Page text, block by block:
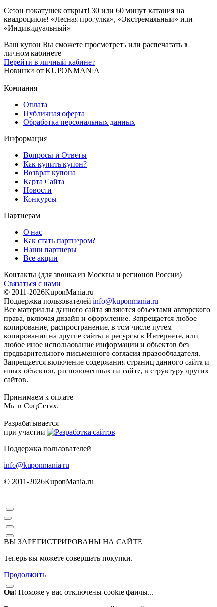
Сезон покатушек открыт! 30 или 60 минут катания на
квадроцикле! «Лесная прогулка», «Экстремальный» или
«Индивидуальный»
Ваш купон Вы сможете просмотреть или распечатать в
личном кабинете.
Перейти в личный кабинет
Новинки от KUPONMANIA
Компания
Оплата
Публичная оферта
Обработка персональных данных
Информация
Вопросы и Ответы
Как купить купон?
Возврат купона
Карта Сайта
Новости
Конкурсы
Партнерам
О нас
Как стать партнером?
Наши партнеры
Все акции
Контакты (для звонка из Москвы и регионов России)
Связаться с нами
© 2011-2026KuponMania.ru
Поддержка пользователей info@kuponmania.ru
Все материалы данного сайта являются объектами авторского
права, включая дизайн и оформление. Запрещается любое
копирование, распространение, в том числе путем
копирования на другие сайты и ресурсы в Интернете, или
любое иное использование информации и объектов без
предварительного письменного согласия правообладателя.
Запрещается включение содержания страниц данного сайта и
иных объектов, расположенных на сайте, в структуру других
сайтов.
Принимаем к оплате
Мы в СоцСетях:
Разрабатывается
при участии
Поддержка пользователей
info@kuponmania.ru
© 2011-2026KuponMania.ru
ВЫ ЗАРЕГИСТРИРОВАНЫ НА САЙТЕ
Теперь вы можете совершать покупки.
Продолжить
Ой! Похоже у вас отключены cookie файлы...